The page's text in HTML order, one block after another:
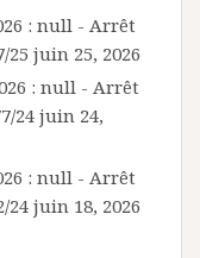
: null - Arrêt
25 juin 25, 2026
: null - Arrêt
24 juin 24,
: null - Arrêt
24 juin 18, 2026